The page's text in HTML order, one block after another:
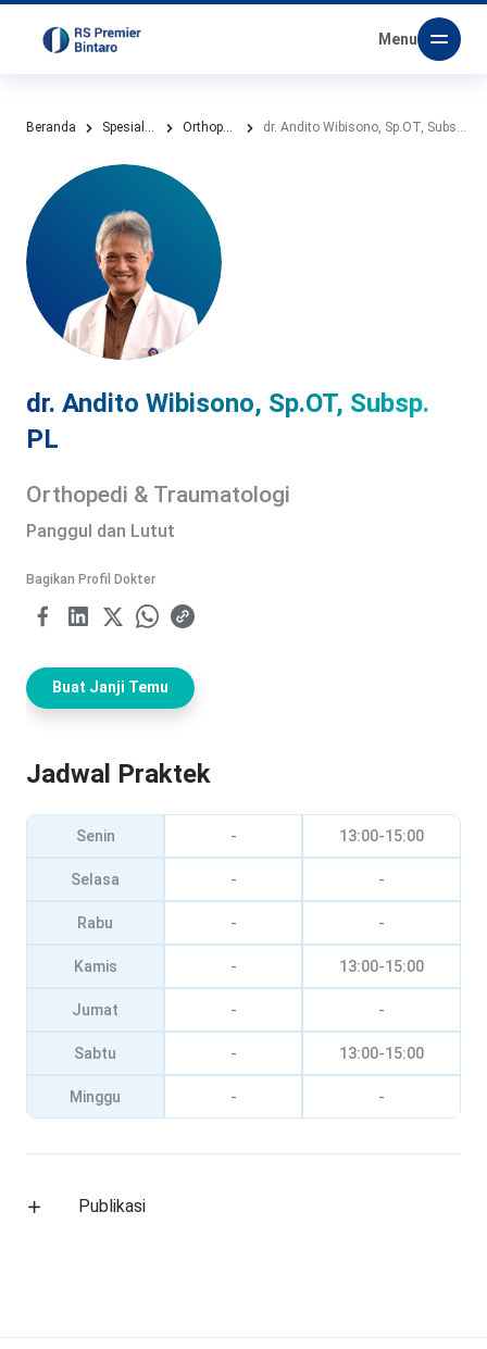
Menu
Beranda Spesialis Kami Orthopedi & Traumatologi dr. Andito Wibisono, Sp.OT, Subsp. PL
dr. Andito Wibisono, Sp.OT, Subsp.
PL
Orthopedi & Traumatologi
Panggul dan Lutut
Bagikan Profil Dokter
Buat Janji Temu
Jadwal Praktek
Senin - 13:00-15:00
Selasa - -
Rabu - -
Kamis - 13:00-15:00
Jumat - -
Sabtu - 13:00-15:00
Minggu - -
Publikasi